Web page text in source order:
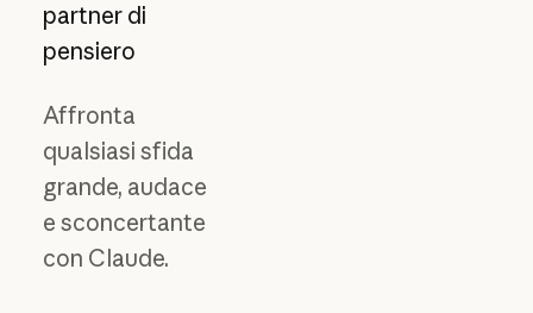
partner di
pensiero
Affronta
qualsiasi sfida
grande, audace
e sconcertante
con Claude.